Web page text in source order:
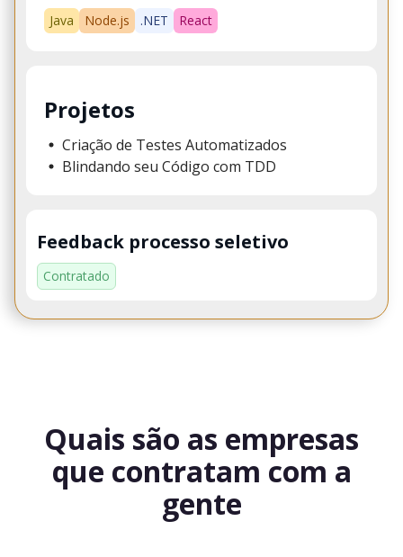
Java Node.js .NET React
Projetos
Criação de Testes Automatizados
Blindando seu Código com TDD
Feedback processo seletivo
Contratado
Quais são as empresas
que contratam com a
gente